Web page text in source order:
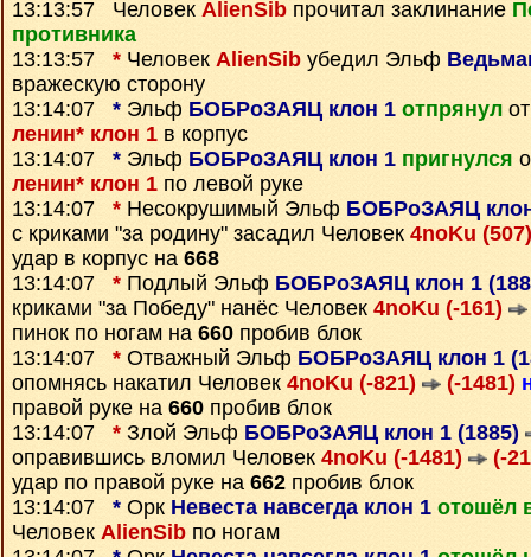
13:13:57 Человек AlienSib прочитал заклинание
противника
13:13:57 * Человек AlienSib убедил Эльф
вражескую сторону
13:14:07 * Эльф БОБРоЗАЯЦ клон 1 отпрянул
ленин* клон 1 в корпус
13:14:07 * Эльф БОБРоЗАЯЦ клон 1 пригнулся
ленин* клон 1 по левой руке
13:14:07 * Несокрушимый Эльф БОБРоЗАЯЦ
с криками "за родину" засадил Человек 4noKu
удар в корпус на 668
13:14:07 * Подлый Эльф БОБРоЗАЯЦ клон 1
криками "за Победу" нанёс Человек 4noKu (-161)
пинок по ногам на 660 пробив блок
13:14:07 * Отважный Эльф БОБРоЗАЯЦ клон 1
опомнясь накатил Человек 4noKu (-821) (-1481)
правой руке на 660 пробив блок
13:14:07 * Злой Эльф БОБРоЗАЯЦ клон 1 (1885)
оправившись вломил Человек 4noKu (-1481)
(-
удар по правой руке на 662 пробив блок
13:14:07 * Орк Невеста навсегда клон 1 отошёл
Человек AlienSib по ногам